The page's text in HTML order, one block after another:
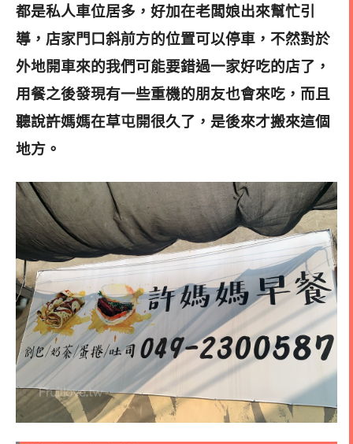
都是私人車位居多，好加在老闆娘出來幫忙引
導，店家門口斜前方的位置可以停車，不然對於
外地開車來的我們可能要錯過一家好吃的店了，
用餐之後發現有一些重機的朋友也會來吃，而且
聽說許媽媽在草屯開很久了，是後來才搬來這個
地方。